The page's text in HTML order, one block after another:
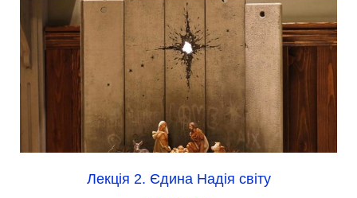
Лекція 2. Єдина Надія світу